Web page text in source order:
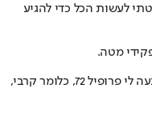
לעשות הכל כדי להגיע
"באתי עם כל הטפסים והבדיקות הרפואיות שלי, ועם דרייב אדיר להראות לרופאה שאני כשיר לשירות קרבי. היא ביקשה ממני ללכת ולרוץ, וראתה שאני עושה את זה טוב. בסוף המבדקים היא קבעה לי פרופיל 72, כלומר קרבי,